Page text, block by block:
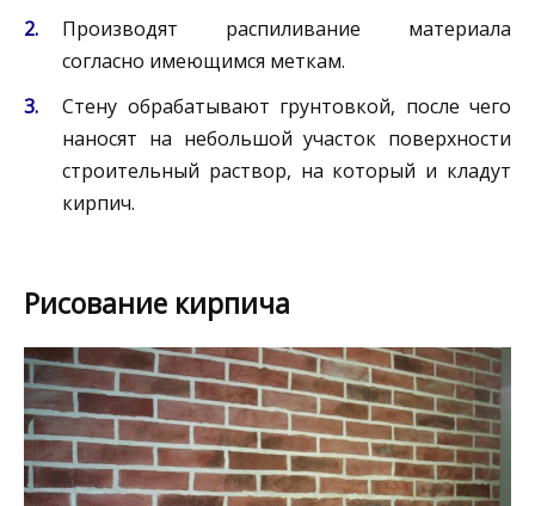
Производят распиливание материала
согласно имеющимся меткам.
Стену обрабатывают грунтовкой, после чего
наносят на небольшой участок поверхности
строительный раствор, на который и кладут
кирпич.
Рисование кирпича